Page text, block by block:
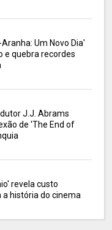
Um Novo Dia'
e quebra recordes
J.J. Abrams
de 'The End of
revela custo
história do cinema